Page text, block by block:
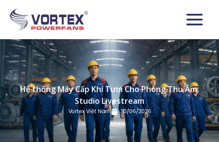
Menu
Hệ thống Máy Cấp Khí Tươi Cho Phòng Thu Âm,
Studio Livestream
Vortex Việt Nam 30/06/2026